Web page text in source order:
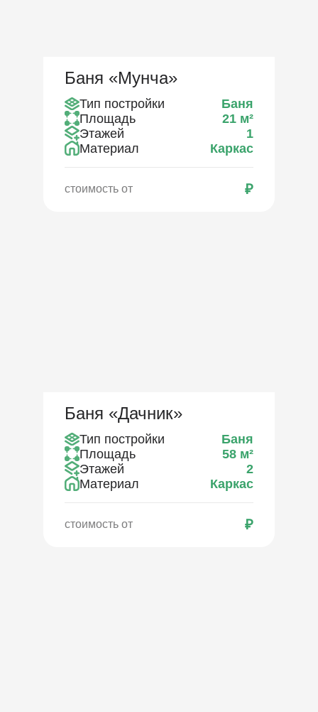
Баня «Мунча»
Тип постройки
Баня
Площадь
21 м²
Этажей
1
Материал
Каркас
стоимость от ₽
Баня «Дачник»
Тип постройки
Баня
Площадь
58 м²
Этажей
2
Материал
Каркас
стоимость от ₽